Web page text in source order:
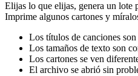
Elijas lo que elijas, genera un lote
Imprime algunos cartones y
Los títulos de canciones
Los tamaños de texto son
Los cartones se ven
El archivo se abrió sin